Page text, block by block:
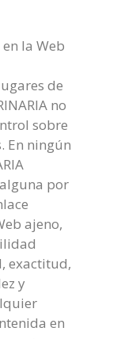
la Web
de
no
sobre
En ningún
por
ajeno,
exactitud,
y
en